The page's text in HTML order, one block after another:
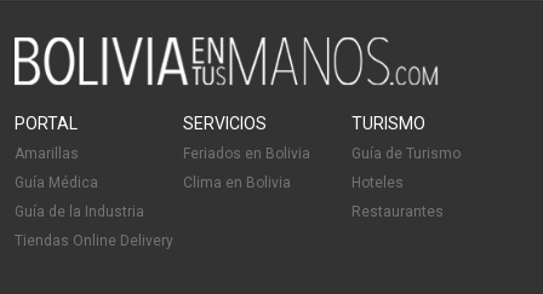
Remodelaciones
Ingeniería Cálculo Estructural
Plomeros
Constructoras
Chalets
Planos
Alojamientos
PORTAL
Amarillas
Guía Médica
Guía de la Industria
Tiendas Online Delivery
SERVICIOS
Feriados en Bolivia
Clima en Bolivia
TURISMO
Guía de Turismo
Hoteles
Restaurantes